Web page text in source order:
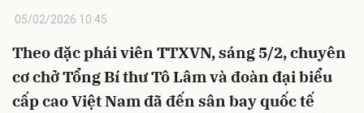
05/02/2026 10:45
Theo đặc phái viên TTXVN, sáng 5/2, chuyên
cơ chở Tổng Bí thư Tô Lâm và đoàn đại biểu
cấp cao Việt Nam đã đến sân bay quốc tế